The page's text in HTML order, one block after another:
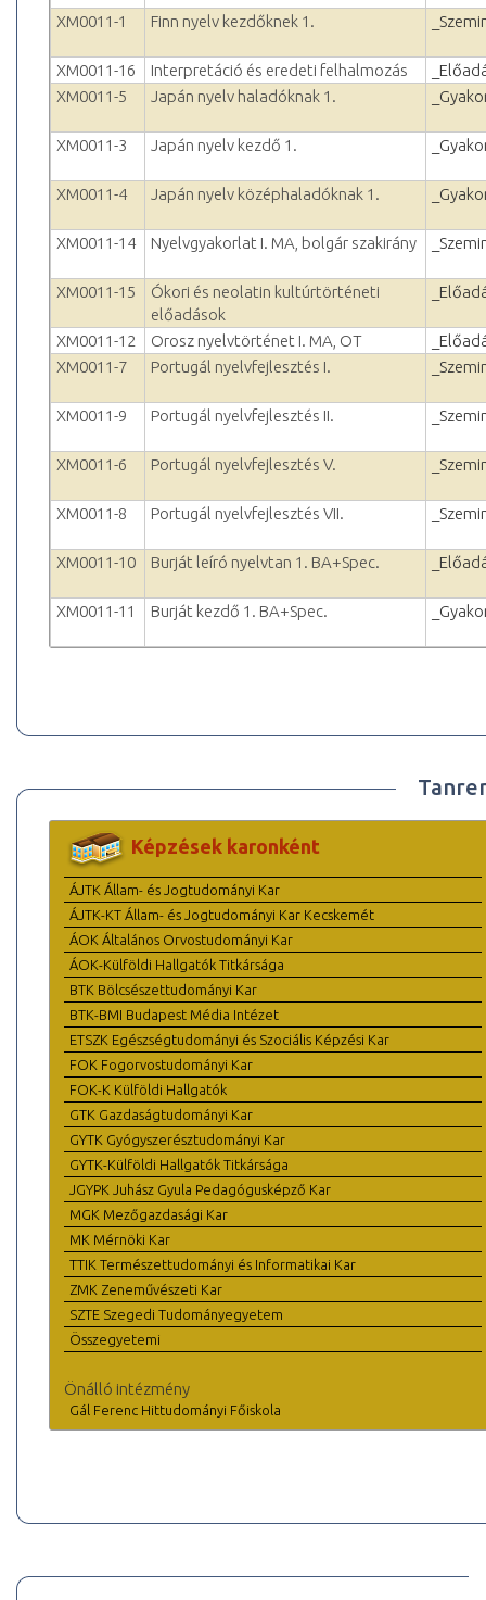
XM0011-1 Finn nyelv kezdőknek 1.
XM0011-16 Interpretáció és eredeti felhalmozás
XM0011-5
Japán nyelv haladóknak 1.
XM0011-3 Japán nyelv kezdő 1.
XM0011-4 Japán nyelv középhaladóknak 1.
XM0011-14 Nyelvgyakorlat I. MA, bolgár szakirány
XM0011-15
Ókori és neolatin kultúrtörténeti
előadások
XM0011-12 Orosz nyelvtörténet I. MA, OT
XM0011-7
Portugál nyelvfejlesztés I.
XM0011-9 Portugál nyelvfejlesztés II.
XM0011-6 Portugál nyelvfejlesztés V.
XM0011-8 Portugál nyelvfejlesztés VII.
XM0011-10 Burját leíró nyelvtan 1. BA+Spec.
XM0011-11 Burját kezdő 1. BA+Spec.
Képzések karonként
ÁJTK Állam- és Jogtudományi Kar
ÁJTK-KT Állam- és Jogtudományi Kar Kecskemét
ÁOK Általános Orvostudományi Kar
ÁOK-Külföldi Hallgatók Titkársága
BTK Bölcsészettudományi Kar
BTK-BMI Budapest Média Intézet
ETSZK Egészségtudományi és Szociális Képzési Kar
FOK Fogorvostudományi Kar
FOK-K Külföldi Hallgatók
GTK Gazdaságtudományi Kar
GYTK Gyógyszerésztudományi Kar
GYTK-Külföldi Hallgatók Titkársága
JGYPK Juhász Gyula Pedagógusképző Kar
MGK Mezőgazdasági Kar
MK Mérnöki Kar
TTIK Természettudományi és Informatikai Kar
ZMK Zeneművészeti Kar
SZTE Szegedi Tudományegyetem
Összegyetemi
Önálló intézmény
Gál Ferenc Hittudományi Főiskola